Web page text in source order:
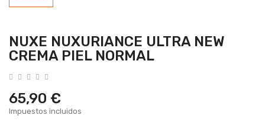
NUXE NUXURIANCE ULTRA NEW
CREMA PIEL NORMAL
65,90 €
Impuestos incluidos